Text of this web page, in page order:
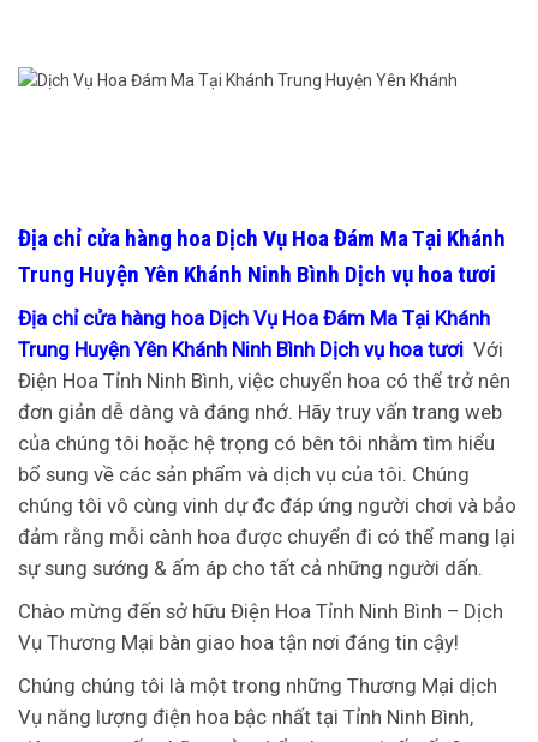
Địa chỉ cửa hàng hoa Dịch Vụ Hoa Đám Ma Tại Khánh
Trung Huyện Yên Khánh Ninh Bình Dịch vụ hoa tươi
Địa chỉ cửa hàng hoa Dịch Vụ Hoa Đám Ma Tại Khánh
Trung Huyện Yên Khánh Ninh Bình Dịch vụ hoa tươi Với
Điện Hoa Tỉnh Ninh Bình, việc chuyển hoa có thể trở nên
đơn giản dễ dàng và đáng nhớ. Hãy truy vấn trang web
của chúng tôi hoặc hệ trọng có bên tôi nhằm tìm hiểu
bổ sung về các sản phẩm và dịch vụ của tôi. Chúng
chúng tôi vô cùng vinh dự đc đáp ứng người chơi và bảo
đảm rằng mỗi cành hoa được chuyển đi có thể mang lại
sự sung sướng & ấm áp cho tất cả những người dấn.
Chào mừng đến sở hữu Điện Hoa Tỉnh Ninh Bình – Dịch
Vụ Thương Mại bàn giao hoa tận nơi đáng tin cậy!
Chúng chúng tôi là một trong những Thương Mại dịch
Vụ năng lượng điện hoa bậc nhất tại Tỉnh Ninh Bình,